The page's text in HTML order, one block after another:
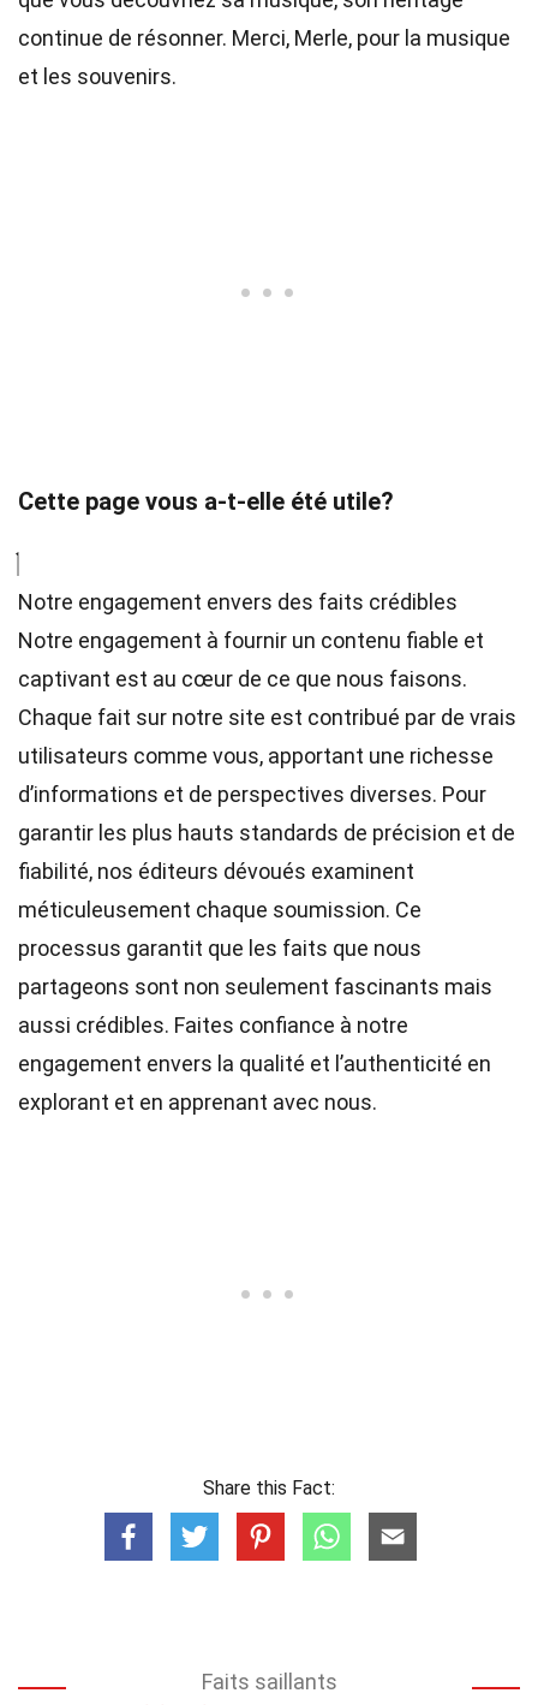
continue de résonner. Merci, Merle, pour la musique
et les souvenirs.
Cette page vous a-t-elle été utile?
Notre engagement envers des faits crédibles
Notre engagement à fournir un contenu fiable et
captivant est au cœur de ce que nous faisons.
Chaque fait sur notre site est contribué par de vrais
utilisateurs comme vous, apportant une richesse
d’informations et de perspectives diverses. Pour
garantir les plus hauts standards de précision et de
fiabilité, nos éditeurs dévoués examinent
méticuleusement chaque soumission. Ce
processus garantit que les faits que nous
partageons sont non seulement fascinants mais
aussi crédibles. Faites confiance à notre
engagement envers la qualité et l’authenticité en
explorant et en apprenant avec nous.
Share this Fact:
Faits saillants